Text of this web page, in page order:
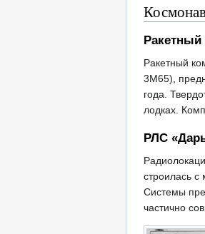
Ракетный
Ракетный
3М65),
года.
лодках.
РЛС
строилась с
Системы
частично